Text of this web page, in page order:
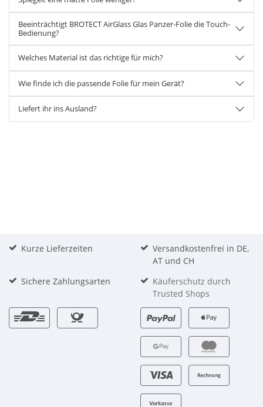
Beeinträchtigt BROTECT AirGlass Glas Panzer-Folie die Touch-
Bedienung?
Welches Material ist das richtige für mich?
Wie finde ich die passende Folie für mein Gerät?
Liefert ihr ins Ausland?
Kurze Lieferzeiten
Versandkostenfrei in DE,
AT und CH
Sichere Zahlungsarten
Käuferschutz durch
Trusted Shops